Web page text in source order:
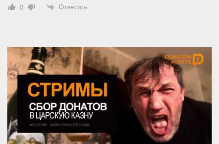
0 Ответить